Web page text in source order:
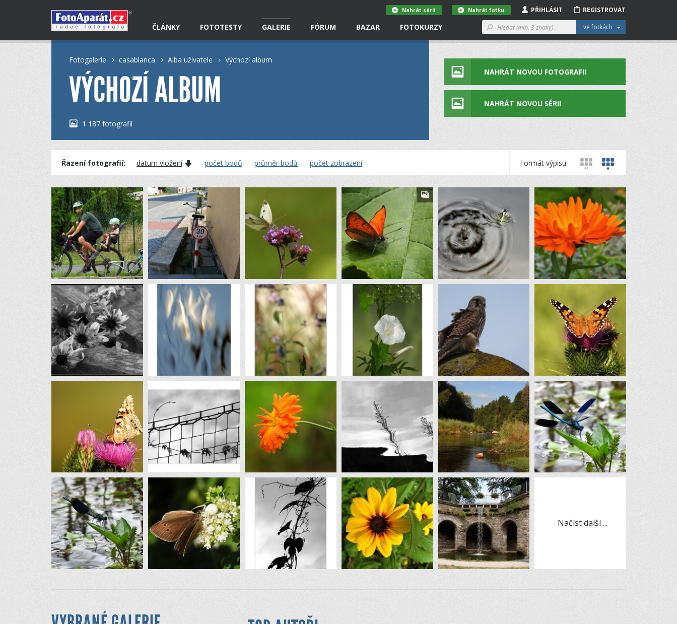
ČLÁNKY FOTOTESTY GALERIE FÓRUM BAZAR FOTOKURZY ve fotkách
REGISTROVAT
PŘIHLÁSIT
Nahrát fotku
Nahrát sérii
Fotogalerie casablanca Alba uživatele Výchozí album
VÝCHOZÍ ALBUM
1 187 fotografií
NAHRÁT NOVOU FOTOGRAFII
NAHRÁT NOVOU SÉRII
Řazení fotografií: datum vložení počet bodů průměr bodů počet zobrazení Formát výpisu:
Načíst další ...